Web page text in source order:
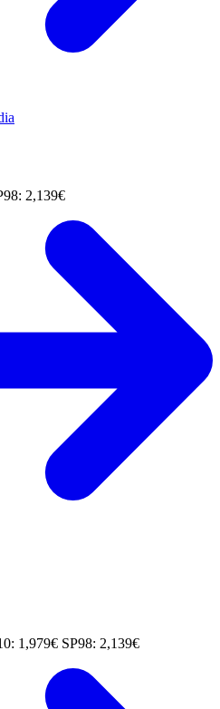
2,139€
1,979€ SP98: 2,139€